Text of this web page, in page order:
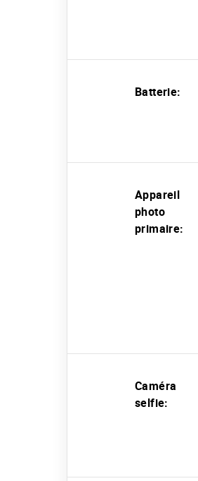
Batterie:
Appareil
photo
primaire:
Caméra
selfie: